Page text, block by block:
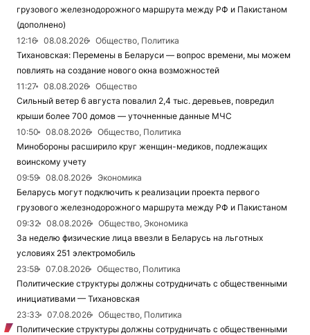
грузового железнодорожного маршрута между РФ и Пакистаном
(дополнено)
12:16
08.08.2026
Общество, Политика
Тихановская: Перемены в Беларуси — вопрос времени, мы можем
повлиять на создание нового окна возможностей
11:27
08.08.2026
Общество
Сильный ветер 6 августа повалил 2,4 тыс. деревьев, повредил
крыши более 700 домов — уточненные данные МЧС
10:50
08.08.2026
Общество, Политика
Минобороны расширило круг женщин-медиков, подлежащих
воинскому учету
09:59
08.08.2026
Экономика
Беларусь могут подключить к реализации проекта первого
грузового железнодорожного маршрута между РФ и Пакистаном
09:32
08.08.2026
Общество, Экономика
За неделю физические лица ввезли в Беларусь на льготных
условиях 251 электромобиль
23:58
07.08.2026
Общество, Политика
Политические структуры должны сотрудничать с общественными
инициативами — Тихановская
23:33
07.08.2026
Общество, Политика
Политические структуры должны сотрудничать с общественными